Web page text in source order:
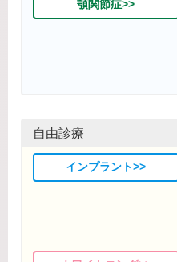
顎関節症>>
自由診療
インプラント>>